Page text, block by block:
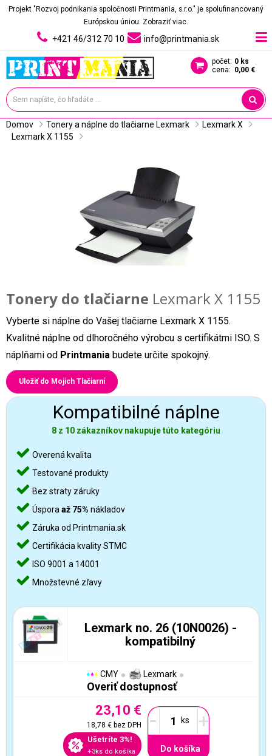
Projekt "Rozvoj podnikania spoločnosti Printmania, s.r.o." je spolufinancovaný
Európskou úniou. Zobraziť viac.
+421 46/312 70 10 info@printmania.sk
počet: 0 ks
cena: 0,00 €
Domov Tonery a náplne do tlačiarne Lexmark
Lexmark X
Lexmark X 1155
Tonery do tlačiarne Lexmark X 1155
Vyberte si náplne do Vašej tlačiarne Lexmark X 1155.
Kvalitné náplne od dlhoročného výrobcu s certifikátmi ISO. S
náplňami od Printmania budete určite spokojný.
Uložiť do Mojich Tlačiarní
Kompatibilné náplne
8 z 10 zákazníkov nakupuje túto kategóriu
Overená kvalita
Testované produkty
Bez straty záruky
Úspora až 75% nákladov
Záruka od Printmania.sk
Certifikácia kvality STMC
ISO 9001 a 14001
Množstevné zľavy
Lexmark no. 26 (10N0026) -
kompatibilný
CMY Lexmark
Overiť dostupnosť
23,10 €
18,78 €bez DPH
Ušetríte 3%!
+3ks do košíka
- +
Do košíka